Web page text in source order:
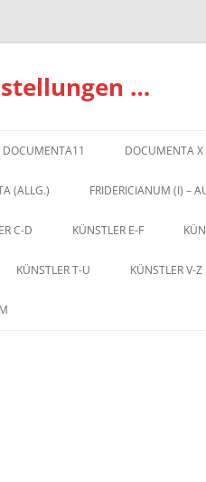
…
DOCUMENTA11 DOCUMENTA X
(ALLG.) FRIDERICIANUM (I) –
C-D KÜNSTLER E-F
KÜNSTLER T-U KÜNSTLER V-Z